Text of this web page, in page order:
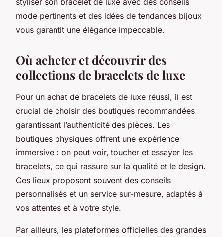
mode pertinents et des idées de tendances bijoux
vous garantit une élégance impeccable.
Où acheter et découvrir des
collections de bracelets de luxe
Pour un achat de bracelets de luxe réussi, il est
crucial de choisir des boutiques recommandées
garantissant l’authenticité des pièces. Les
boutiques physiques offrent une expérience
immersive : on peut voir, toucher et essayer les
bracelets, ce qui rassure sur la qualité et le design.
Ces lieux proposent souvent des conseils
personnalisés et un service sur-mesure, adaptés à
vos attentes et à votre style.
Par ailleurs, les plateformes officielles des grandes